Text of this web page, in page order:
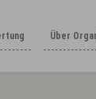
Über